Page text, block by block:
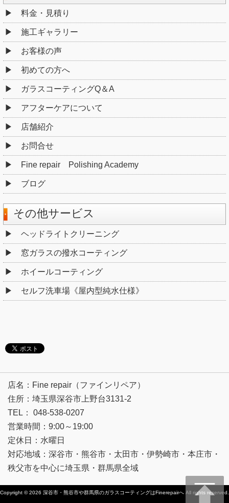
料金・見積り
施工ギャラリー
お客様の声
初めての方へ
ガラスコーティングQ＆A
アフターケアについて
店舗紹介
お問合せ
Fine repair Polishing Academy
ブログ
その他サービス
ヘッドライトクリーニング
窓ガラスの撥水コーティング
ホイールコーティング
セルフ洗車場《屋内型純水仕様》
店名：Fine repair（ファインリペア）
住所：埼玉県深谷市上野台3131-2
TEL： 048-538-0207
営業時間：9:00～19:00
定休日：水曜日
対応地域：深谷市・熊谷市・太田市・伊勢崎市・本庄市・
秩父市を中心に埼玉県・群馬県全域
Copyright © 2026 深谷市・熊谷市や群馬県のガラスコーティングはFinerepairへ All rights reserved.